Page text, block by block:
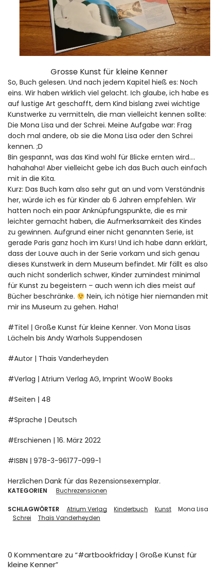
Grosse Kunst für kleine Kenner
So, Buch gelesen. Und nach jedem Kapitel hieß es: Noch
eins. Wir haben wirklich viel gelacht. Ich glaube, ich habe es
auf lustige Art geschafft, dem Kind bislang zwei wichtige
Kunstwerke zu vermitteln, die man vielleicht kennen sollte:
Die Mona Lisa und der Schrei. Meine Aufgabe war: Frag
doch mal andere, ob sie die Mona Lisa oder den Schrei
kennen. ;D
Bin gespannt, was das Kind wohl für Blicke ernten wird….
hahahaha! Aber vielleicht gebe ich das Buch auch einfach
mit in die Kita.
Kurz: Das Buch kam also sehr gut an und vom Verständnis
her, würde ich es für Kinder ab 6 Jahren empfehlen. Wir
hatten noch ein paar Anknüpfungspunkte, die es mir
leichter gemacht haben, die Aufmerksamkeit des Kindes
zu gewinnen. Aufgrund einer nicht genannten Serie, ist
gerade Paris ganz hoch im Kurs! Und ich habe dann erklärt,
dass der Louve auch in der Serie vorkam und sich genau
dieses Kunstwerk in dem Museum befindet. Mir fällt es also
auch nicht sonderlich schwer, Kinder zumindest minimal
für Kunst zu begeistern – auch wenn ich dies meist auf
Bücher beschränke.
Nein, ich nötige hier niemanden mit
mir ins Museum zu gehen. Haha!
#Titel | Große Kunst für kleine Kenner. Von Mona Lisas
Lächeln bis Andy Warhols Suppendosen
#Autor | Thaïs Vanderheyden
#Verlag | Atrium Verlag AG, Imprint WooW Books
#Seiten | 48
#Sprache | Deutsch
#Erschienen | 16. März 2022
#ISBN | 978-3-96177-099-1
Herzlichen Dank für das Rezensionsexemplar.
KATEGORIEN Buchrezensionen
SCHLAGWÖRTER Atrium Verlag Kinderbuch Kunst
Mona Lisa
Schrei
Thaïs Vanderheyden
0 Kommentare zu “#artbookfriday | Große Kunst für
kleine Kenner”